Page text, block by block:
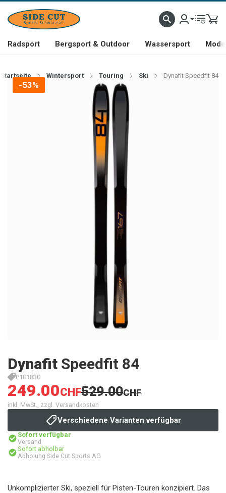
Radsport Bergsport & Outdoor Wassersport
Startseite Wintersport Touring Ski Dynafit Speedfit 84
-53%
Dynafit Speedfit 84
P101830
249.00CHF529.00CHF
inkl. MwSt., zzgl. Versandkosten
Verschiedene Varianten verfügbar
Sofort verfügbar
Versand
Sofort abholbar
Abholung Side Cut Sports AG
Unkomplizierter Ski, speziell für Pisten-Touren konzipiert. Das